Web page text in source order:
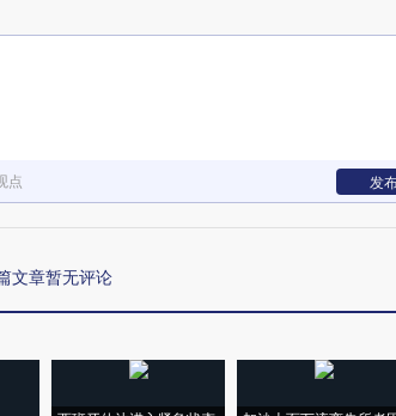
点 发
文章暂无评论